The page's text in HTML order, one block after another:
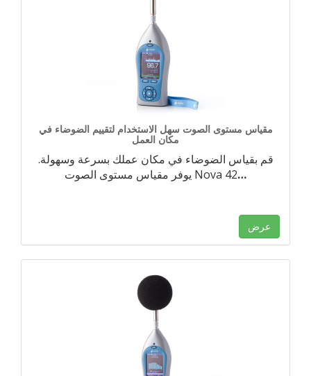
مقياس مستوى الصوت سهل الاستخدام لتقييم الضوضاء في
مكان العمل
قم بقياس الضوضاء في مكان عملك بسرعة وسهولة.
يوفر مقياس مستوى الصوت Nova 42…
عرض